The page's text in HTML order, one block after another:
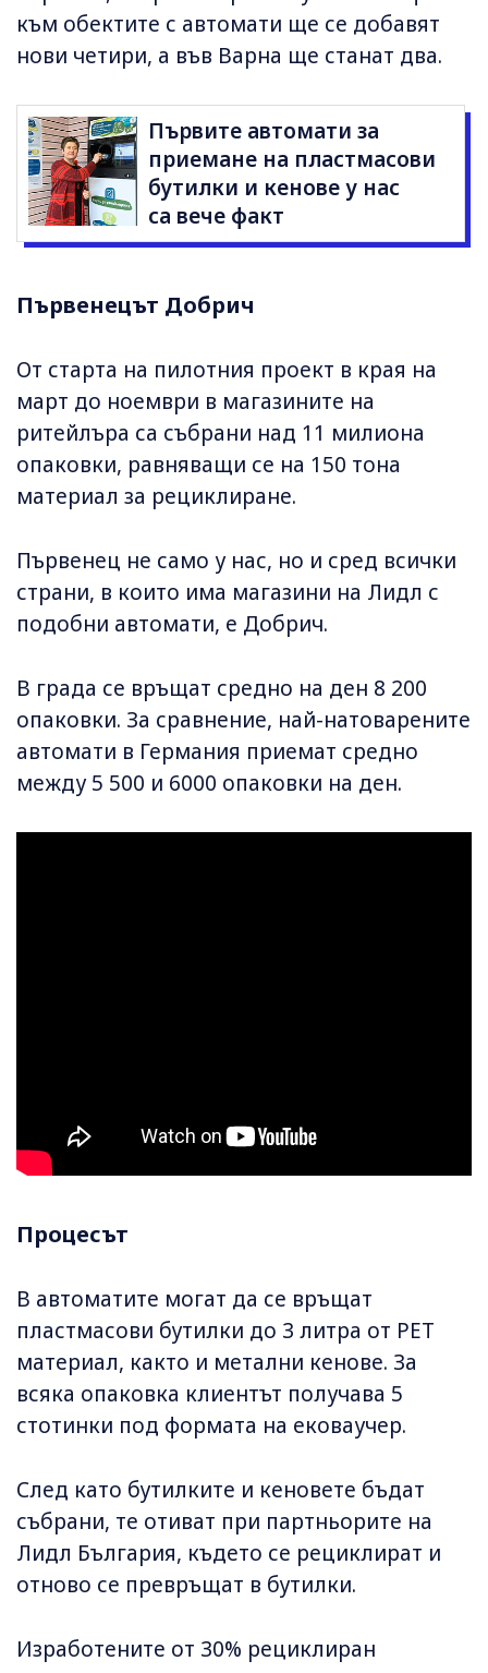
към обектите с автомати ще се добавят
нови четири, а във Варна ще станат два.
Първите автомати за
приемане на пластмасови
бутилки и кенове у нас
са вече факт
Първенецът Добрич
От старта на пилотния проект в края на
март до ноември в магазините на
ритейлъра са събрани над 11 милиона
опаковки, равняващи се на 150 тона
материал за рециклиране.
Първенец не само у нас, но и сред всички
страни, в които има магазини на Лидл с
подобни автомати, е Добрич.
В града се връщат средно на ден 8 200
опаковки. За сравнение, най-натоварените
автомати в Германия приемат средно
между 5 500 и 6000 опаковки на ден.
Процесът
В автоматите могат да се връщат
пластмасови бутилки до 3 литра от PET
материал, както и метални кенове. За
всяка опаковка клиентът получава 5
стотинки под формата на ековаучер.
След като бутилките и кеновете бъдат
събрани, те отиват при партньорите на
Лидл България, където се рециклират и
отново се превръщат в бутилки.
Изработените от 30% рециклиран